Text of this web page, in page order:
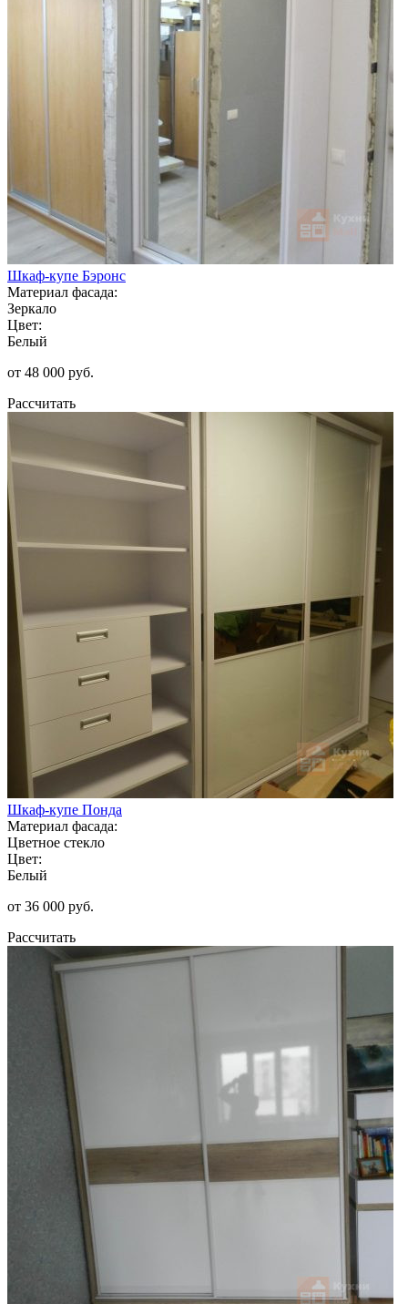
Шкаф-купе Бэронс
Материал фасада:
Зеркало
Цвет:
Белый
от 48 000 руб.
Рассчитать
Шкаф-купе Понда
Материал фасада:
Цветное стекло
Цвет:
Белый
от 36 000 руб.
Рассчитать